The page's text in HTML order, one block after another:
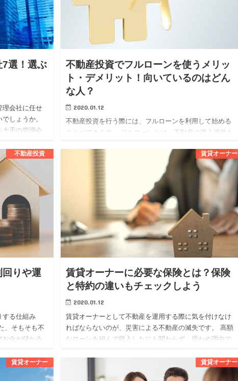
選！選ぶ
理会社に任せ
しょうか。
大手の管理会
不動産投資でフルローンを使うメリッ
ト・デメリット！向いているのはどん
な人？
2020.01.12
不動産投資を行う際には、フルローンを利用して始める
ことができます。 フルローンとは、不動産の購入価格を
ものです。 不動産投資を始めたい人の中には、フルロー
不動産投資
りや運
する仕組み
、そもそも不
金が儲かる
賃貸オーナー
賃貸オーナーに必要な保険とは？保険
と特約の違いもチェックしよう
2020.01.12
賃貸オーナーとして不動産を運用する際に気を付けなけ
ればならないのが、災害による不動産の滅失です。 高額
なローンを組んで購入したにも関わらず、思わぬ理由で
賃貸オーナー 賃貸オーナー